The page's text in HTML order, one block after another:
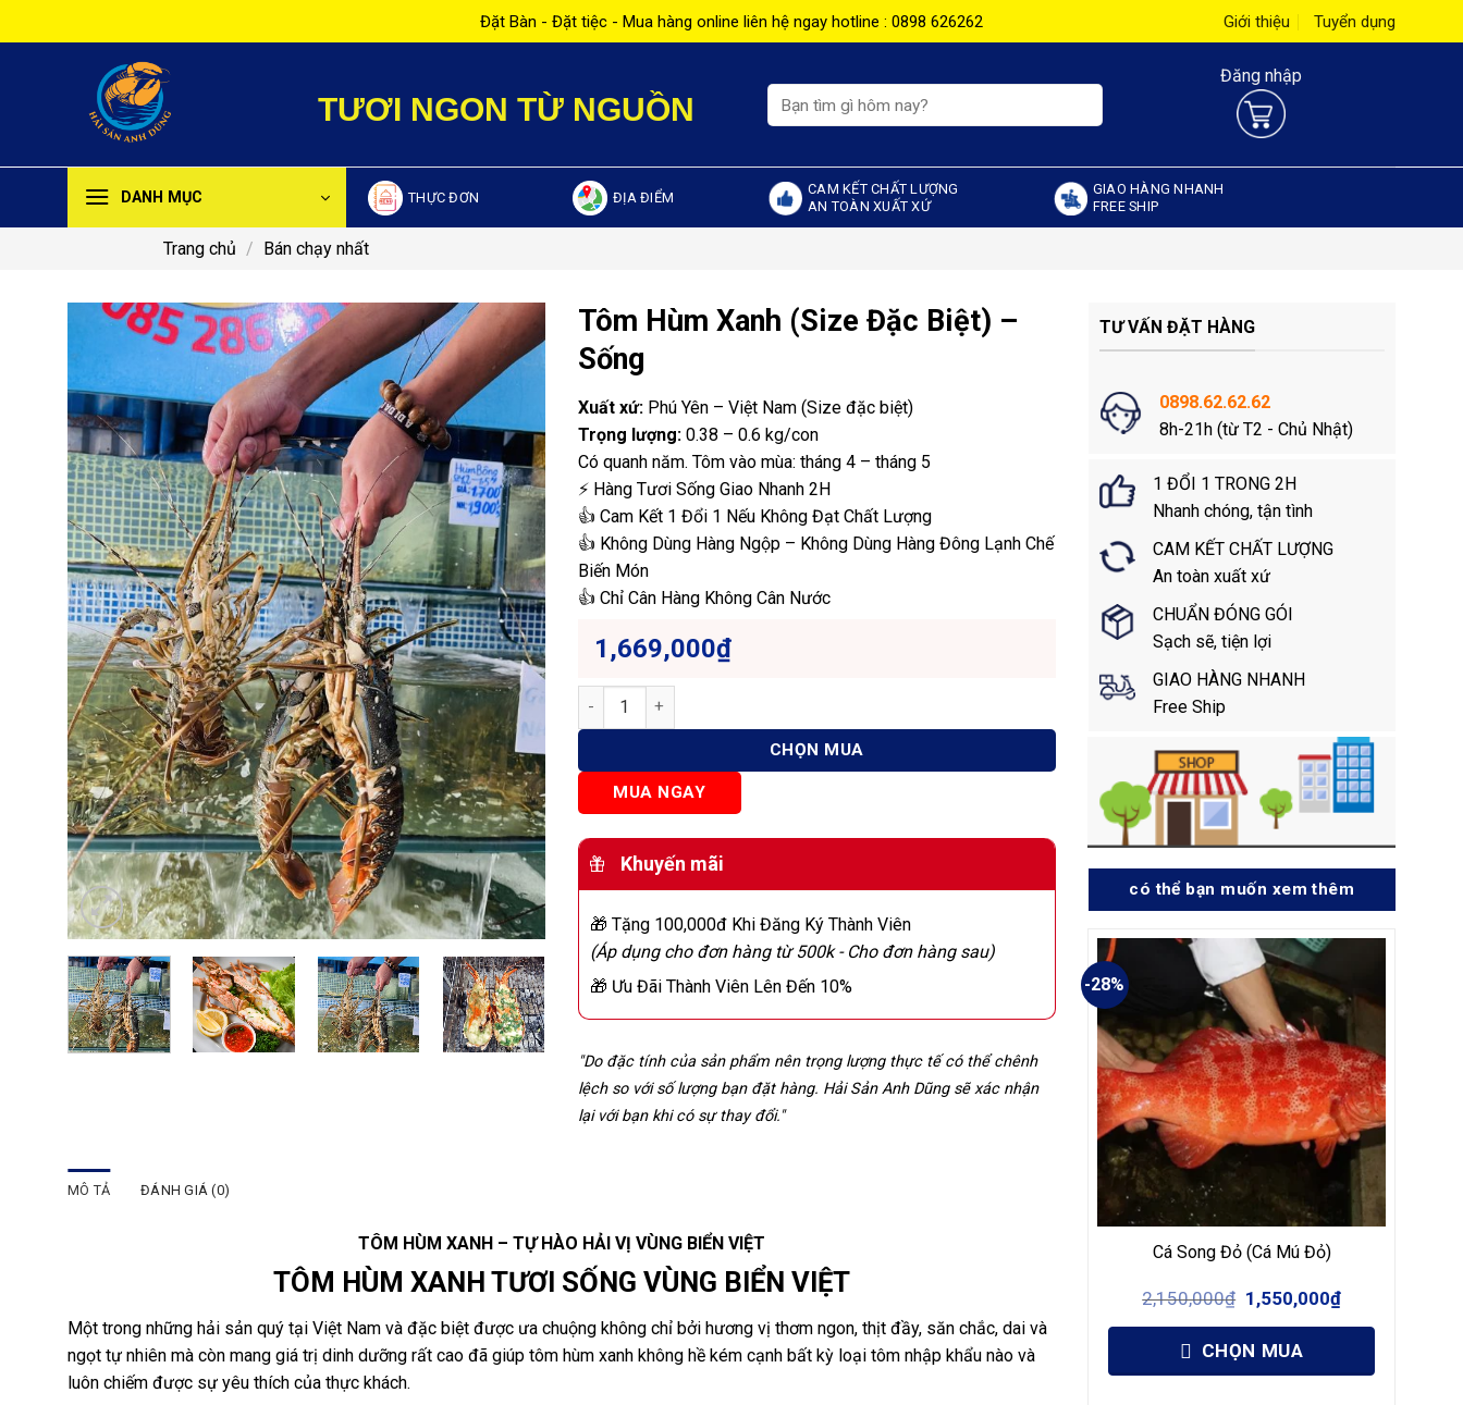
qua
Đặt Bàn - Đặt tiệc - Mua hàng online liên hệ ngay hotline : 0898 626262 Giới thiệu Tuyển dụng
TƯƠI NGON TỪ NGUỒN
Tìm
kiếm:
Đăng nhập
DANH MỤC THỰC ĐƠN ĐỊA ĐIỂM
CAM KẾT CHẤT LƯỢNG
AN TOÀN XUẤT XỨ
GIAO HÀNG NHANH
FREE SHIP
Trang chủ / Bán chạy nhất
Tôm Hùm Xanh (Size Đặc Biệt) –
Sống
Xuất xứ:Phú Yên – Việt Nam (Size đặc biệt)
Trọng lượng:0.38 – 0.6 kg/con
Có quanh năm. Tôm vào mùa: tháng 4 – tháng 5
⚡ Hàng Tươi Sống Giao Nhanh 2H
👍 Cam Kết 1 Đổi 1 Nếu Không Đạt Chất Lượng
👍 Không Dùng Hàng Ngộp – Không Dùng Hàng Đông Lạnh Chế
Biến Món
👍 Chỉ Cân Hàng Không Cân Nước
1,669,000₫
Tôm Hùm Xanh (Size Đặc Biệt) - Sống số lượng
CHỌN MUA
MUA NGAY
Khuyến mãi
🎁 Tặng 100,000đ Khi Đăng Ký Thành Viên
(Áp dụng cho đơn hàng từ 500k - Cho đơn hàng sau)
🎁 Ưu Đãi Thành Viên Lên Đến 10%
"Do đặc tính của sản phẩm nên trọng lượng thực tế có thể chênh
lệch so với số lượng bạn đặt hàng. Hải Sản Anh Dũng sẽ xác nhận
lại với bạn khi có sự thay đổi."
MÔ TẢ ĐÁNH GIÁ (0)
TÔM HÙM XANH – TỰ HÀO HẢI VỊ VÙNG BIỂN VIỆT
TÔM HÙM XANH TƯƠI SỐNG VÙNG BIỂN VIỆT
Một trong những hải sản quý tại Việt Nam và đặc biệt được ưa chuộng không chỉ bởi hương vị thơm ngon, thịt đầy, săn chắc, dai và
ngọt tự nhiên mà còn mang giá trị dinh dưỡng rất cao đã giúp tôm hùm xanh không hề kém cạnh bất kỳ loại tôm nhập khẩu nào và
luôn chiếm được sự yêu thích của thực khách.
TƯ VẤN ĐẶT HÀNG
0898.62.62.62
8h-21h (từ T2 - Chủ Nhật)
1 ĐỔI 1 TRONG 2H
Nhanh chóng, tận tình
CAM KẾT CHẤT LƯỢNG
An toàn xuất xứ
CHUẨN ĐÓNG GÓI
Sạch sẽ, tiện lợi
GIAO HÀNG NHANH
Free Ship
có thể bạn muốn xem thêm
-28%
Cá Song Đỏ (Cá Mú Đỏ)
2,150,000₫ Giá
gốc
là:
2,150,000₫.
1,550,000₫Giá
tại
CHỌN MUA